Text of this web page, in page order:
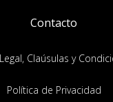
Contacto
Claúsulas y
Política de Privacidad